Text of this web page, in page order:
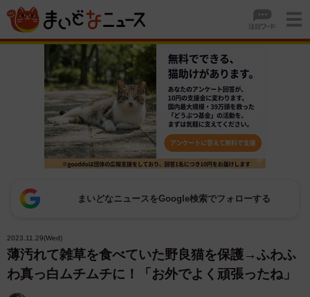
まいどなニュースをGoogle検索でフォローする
2023.11.29(Wed)
薄汚れて雑草を食べていた野良猫を保護→ふわふ
わ真っ白ムチムチに！「お外でよく頑張ったね」